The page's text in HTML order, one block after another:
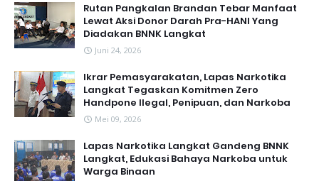
Rutan Pangkalan Brandan Tebar Manfaat
Lewat Aksi Donor Darah Pra-HANI Yang
Diadakan BNNK Langkat
Juni 24, 2026
Ikrar Pemasyarakatan, Lapas Narkotika
Langkat Tegaskan Komitmen Zero
Handpone llegal, Penipuan, dan Narkoba
Mei 09, 2026
Lapas Narkotika Langkat Gandeng BNNK
Langkat, Edukasi Bahaya Narkoba untuk
Warga Binaan